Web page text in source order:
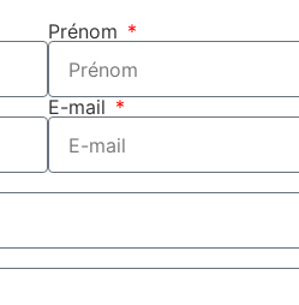
Prénom
E-mail